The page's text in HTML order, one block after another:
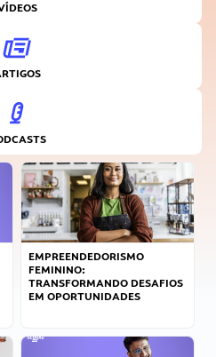
EMPREENDEDORISMO
FEMININO:
TRANSFORMANDO DESAFIOS
EM OPORTUNIDADES